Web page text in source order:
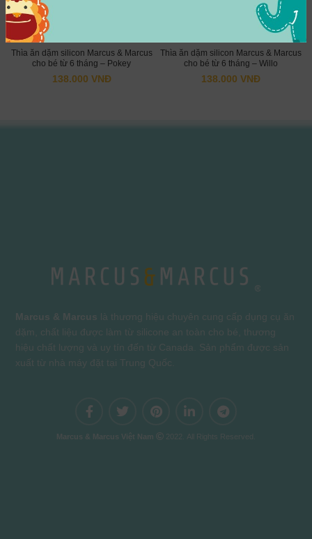
Thìa ăn dặm silicon Marcus & Marcus
cho bé từ 6 tháng – Pokey
138.000 VNĐ
Thìa ăn dặm silicon Marcus & Marcus
cho bé từ 6 tháng – Willo
138.000 VNĐ
Marcus & Marcus là thương hiệu chuyên cung cấp dụng cụ ăn
dặm, chất liệu được làm từ silicone an toàn cho bé, thương
hiệu chất lượng và uy tín đến từ Canada. Sản phẩm được sản
xuất từ nhà máy đặt tại Trung Quốc.
Marcus & Marcus Việt Nam 2022. All Rights Reserved.